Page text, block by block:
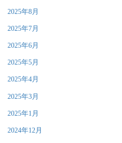
2025年8月
2025年7月
2025年6月
2025年5月
2025年4月
2025年3月
2025年1月
2024年12月